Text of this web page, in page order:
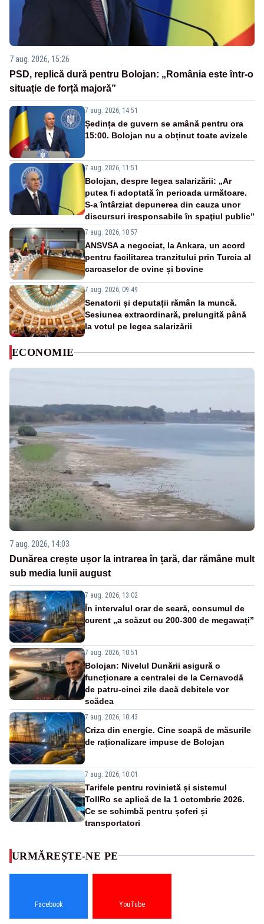
7 aug. 2026, 15:26
PSD, replică dură pentru Bolojan: „România este într-o
situație de forță majoră”
7 aug. 2026, 14:51
Ședința de guvern se amână pentru ora
15:00. Bolojan nu a obținut toate avizele
7 aug. 2026, 11:51
Bolojan, despre legea salarizării: „Ar
putea fi adoptată în perioada următoare.
S-a întârziat depunerea din cauza unor
discursuri iresponsabile în spaţiul public”
7 aug. 2026, 10:57
ANSVSA a negociat, la Ankara, un acord
pentru facilitarea tranzitului prin Turcia al
carcaselor de ovine și bovine
7 aug. 2026, 09:49
Senatorii și deputații rămân la muncă.
Sesiunea extraordinară, prelungită până
la votul pe legea salarizării
ECONOMIE
7 aug. 2026, 14:03
Dunărea crește ușor la intrarea în țară, dar rămâne mult
sub media lunii august
7 aug. 2026, 13:02
În intervalul orar de seară, consumul de
curent „a scăzut cu 200-300 de megawați”
7 aug. 2026, 10:51
Bolojan: Nivelul Dunării asigură o
funcționare a centralei de la Cernavodă
de patru-cinci zile dacă debitele vor
scădea
7 aug. 2026, 10:43
Criza din energie. Cine scapă de măsurile
de raționalizare impuse de Bolojan
7 aug. 2026, 10:01
Tarifele pentru rovinietă și sistemul
TollRo se aplică de la 1 octombrie 2026.
Ce se schimbă pentru șoferi și
transportatori
URMĂREȘTE-NE PE
Facebook YouTube